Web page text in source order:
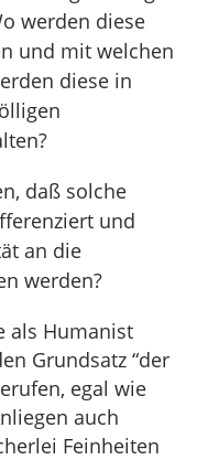
werden diese
und mit welchen
diese in
daß solche
und
an die
werden?
als Humanist
Grundsatz “der
egal wie
auch
Feinheiten